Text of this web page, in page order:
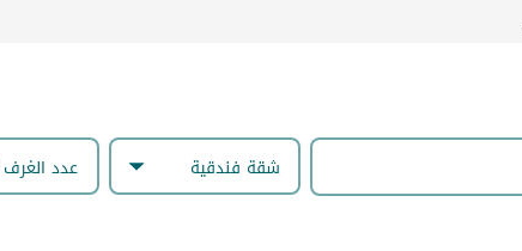
شقة فندقية